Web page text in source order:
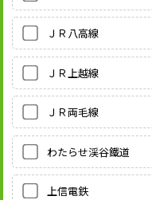
ＪＲ八高線
ＪＲ上越線
ＪＲ両毛線
わたらせ渓谷鐵道
上信電鉄